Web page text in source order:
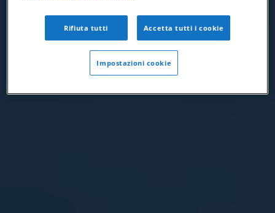
Rifiuta tutti Accetta tutti i cookie
Impostazioni cookie